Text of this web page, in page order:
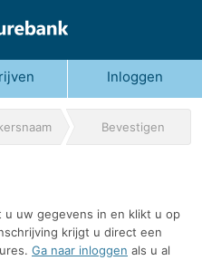
Inloggen
Bevestigen
uw gegevens in en klikt u op
krijgt u direct een
Ga naar inloggen als u al